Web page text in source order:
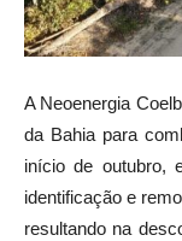
A Neoenergia
da Bahia para
início de outubro,
identificação e
resultando na